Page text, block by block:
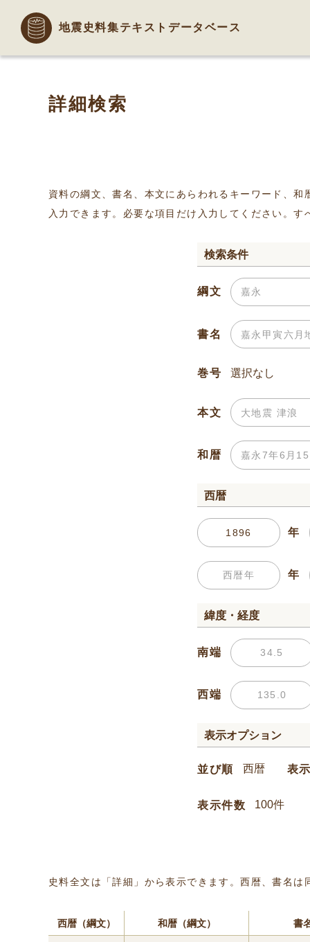
地震史料集テキストデータベース
詳細検索
資料の綱文、書名、本文にあらわれるキーワード、
入力できます。必要な項目だけ入力してください。
検索条件
綱文
書名
巻号
本文
和暦
西暦
年
年
緯度・経度
南端
西端
表示オプション
並び順 表
表示件数
史料全文は「詳細」から表示できます。西暦、書名
西暦（綱文） 和暦（綱文） 書